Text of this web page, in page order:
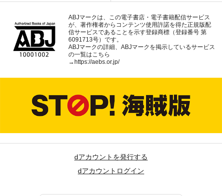
ABJマークは、この電子書店・電子書籍配信サービス
が、著作権者からコンテンツ使用許諾を得た正規版配
信サービスであることを示す登録商標（登録番号 第
6091713号）です。
ABJマークの詳細、ABJマークを掲示しているサービス
の一覧はこちら
→https://aebs.or.jp/
dアカウントを発行する
dアカウントログイン